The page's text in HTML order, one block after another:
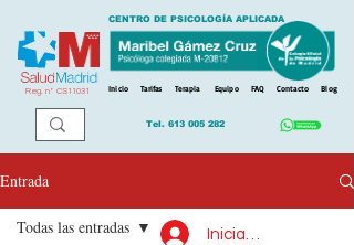
Reg. nº CS11031
CENTRO DE PSICOLOGÍA APLICADA
Inicio Tarifas Terapia Equipo FAQ Contacto Blog
Tel. 613 005 282
Entrada
Todas las entradas Iniciar sesión